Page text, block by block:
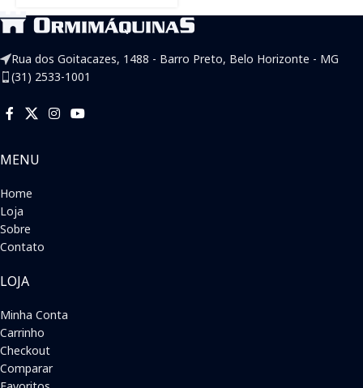
Rua dos Goitacazes, 1488 - Barro Preto, Belo Horizonte - MG
(31) 2533-1001
MENU
Home
Loja
Sobre
Contato
LOJA
Minha Conta
Carrinho
Checkout
Comparar